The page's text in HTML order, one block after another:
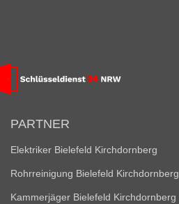
PARTNER
Elektriker Bielefeld Kirchdornberg
Rohrreinigung Bielefeld Kirchdornberg
Kammerjäger Bielefeld Kirchdornberg